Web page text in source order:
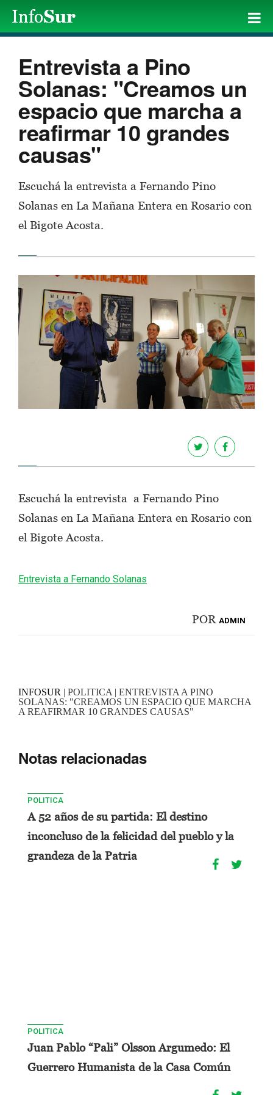
Entrevista a Pino
Solanas: "Creamos un
espacio que marcha a
reafirmar 10 grandes
causas"
Escuchá la entrevista a Fernando Pino
Solanas en La Mañana Entera en Rosario con
el Bigote Acosta.
Escuchá la entrevista a Fernando Pino
Solanas en La Mañana Entera en Rosario con
el Bigote Acosta.
Entrevista a Fernando Solanas
POR ADMIN
INFOSUR | POLITICA | ENTREVISTA A PINO
SOLANAS: "CREAMOS UN ESPACIO QUE MARCHA
A REAFIRMAR 10 GRANDES CAUSAS"
Notas relacionadas
POLITICA
A 52 años de su partida: El destino
inconcluso de la felicidad del pueblo y la
grandeza de la Patria
POLITICA
Juan Pablo “Pali” Olsson Argumedo: El
Guerrero Humanista de la Casa Común